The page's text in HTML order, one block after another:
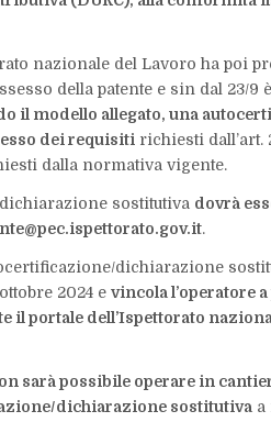
nazionale del Lavoro ha poi
della patente e sin dal 23/9
il modello allegato, una
dei requisiti richiesti dall’art.
dalla normativa vigente.
sostitutiva dovrà
.
dichiarazione
2024 evincola l’operatore
il portale dell’Ispettorato
sarà possibile operare in
dichiarazione sostitutiva a